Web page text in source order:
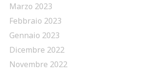
Marzo 2023
Febbraio 2023
Gennaio 2023
Dicembre 2022
Novembre 2022